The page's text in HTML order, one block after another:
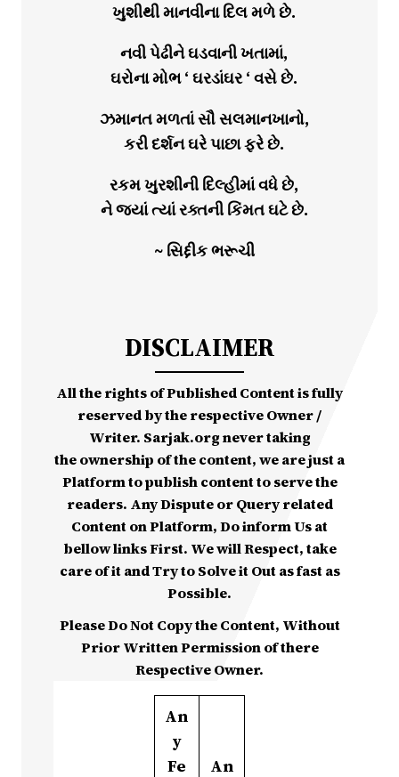
ખુશીથી માનવીના દિલ મળે છે.
નવી પેઢીને ઘડવાની ખતામાં,
ઘરોના મોભ ‘ ઘરડાંઘર ‘ વસે છે.
ઝમાનત મળતાં સૌ સલમાનખાનો,
કરી દર્શન ઘરે પાછા ફરે છે.
રકમ ખુરશીની દિલ્હીમાં વધે છે,
ને જ્યાં ત્યાં રક્તની કિંમત ઘટે છે.
~ સિદ્દીક ભરૂચી
DISCLAIMER
All the rights of Published Content is fully
reserved by the respective Owner /
Writer. Sarjak.org never taking
the ownership of the content, we are just a
Platform to publish content to serve the
readers. Any Dispute or Query related
Content on Platform, Do inform Us at
bellow links First. We will Respect, take
care of it and Try to Solve it Out as fast as
Possible.
Please Do Not Copy the Content, Without
Prior Written Permission of there
Respective Owner.
An
y
Fe
An